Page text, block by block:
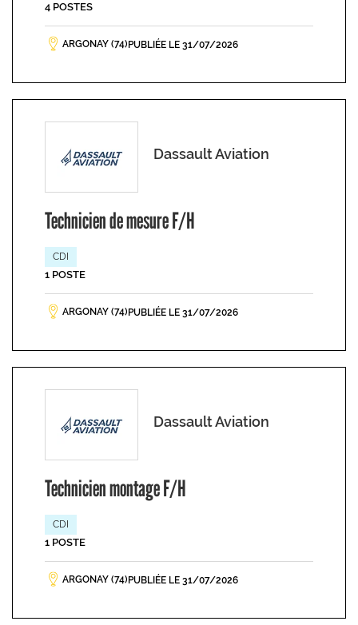
4 POSTES
ARGONAY (74) PUBLIÉE LE 31/07/2026
Dassault Aviation
Technicien de mesure F/H
CDI
1 POSTE
ARGONAY (74) PUBLIÉE LE 31/07/2026
Dassault Aviation
Technicien montage F/H
CDI
1 POSTE
ARGONAY (74) PUBLIÉE LE 31/07/2026